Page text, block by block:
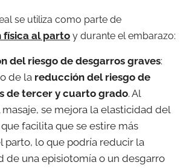
se utiliza como parte de
física al parto y durante el embarazo:
del riesgo de desgarros graves:
de la reducción del riesgo de
de tercer y cuarto grado. Al
masaje, se mejora la elasticidad del
facilita que se estire más
parto, lo que podría reducir la
de una episiotomía o un desgarro